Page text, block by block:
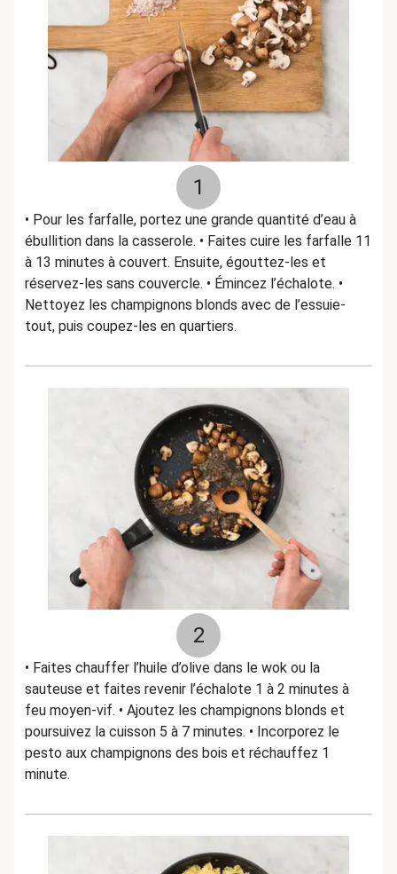
1
• Pour les farfalle, portez une grande quantité d’eau à
ébullition dans la casserole. • Faites cuire les farfalle 11
à 13 minutes à couvert. Ensuite, égouttez-les et
réservez-les sans couvercle. • Émincez l’échalote. •
Nettoyez les champignons blonds avec de l’essuie-
tout, puis coupez-les en quartiers.
2
• Faites chauffer l’huile d’olive dans le wok ou la
sauteuse et faites revenir l’échalote 1 à 2 minutes à
feu moyen-vif. • Ajoutez les champignons blonds et
poursuivez la cuisson 5 à 7 minutes. • Incorporez le
pesto aux champignons des bois et réchauffez 1
minute.